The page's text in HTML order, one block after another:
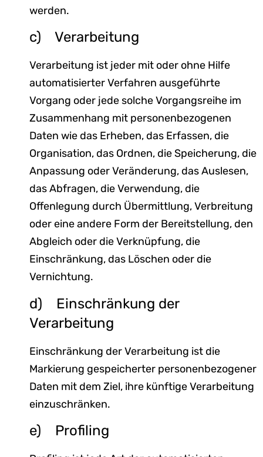
werden.
c) Verarbeitung
Verarbeitung ist jeder mit oder ohne Hilfe
automatisierter Verfahren ausgeführte
Vorgang oder jede solche Vorgangsreihe im
Zusammenhang mit personenbezogenen
Daten wie das Erheben, das Erfassen, die
Organisation, das Ordnen, die Speicherung, die
Anpassung oder Veränderung, das Auslesen,
das Abfragen, die Verwendung, die
Offenlegung durch Übermittlung, Verbreitung
oder eine andere Form der Bereitstellung, den
Abgleich oder die Verknüpfung, die
Einschränkung, das Löschen oder die
Vernichtung.
d) Einschränkung der
Verarbeitung
Einschränkung der Verarbeitung ist die
Markierung gespeicherter personenbezogener
Daten mit dem Ziel, ihre künftige Verarbeitung
einzuschränken.
e) Profiling